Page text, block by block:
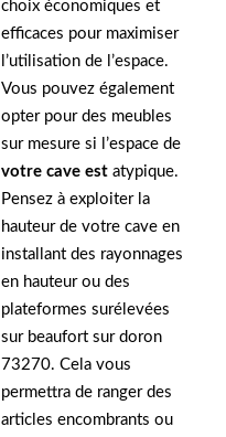
choix économiques et
efficaces pour maximiser
l’utilisation de l’espace.
Vous pouvez également
opter pour des meubles
sur mesure si l’espace de
votre cave est atypique.
Pensez à exploiter la
hauteur de votre cave en
installant des rayonnages
en hauteur ou des
plateformes surélevées
sur beaufort sur doron
73270. Cela vous
permettra de ranger des
articles encombrants ou